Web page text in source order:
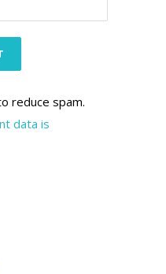
reduce spam.
data is